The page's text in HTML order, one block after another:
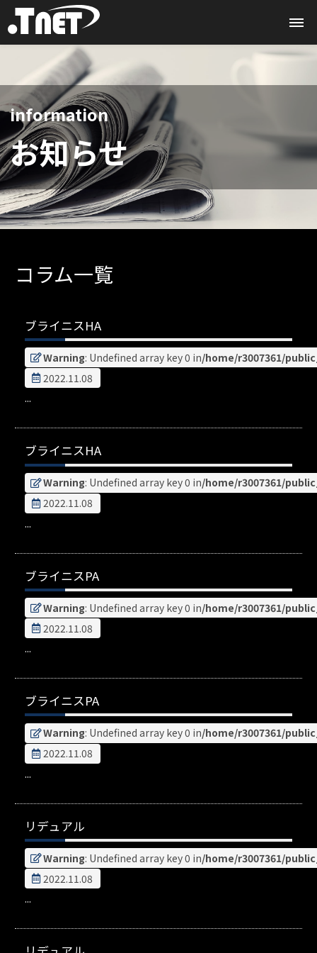
information
お知らせ
コラム一覧
ブライニスHA
Warning: Undefined array key 0 in/home/r3007361/
2022.11.08
...
ブライニスHA
Warning: Undefined array key 0 in/home/r3007361/
2022.11.08
...
ブライニスPA
Warning: Undefined array key 0 in/home/r3007361/
2022.11.08
...
ブライニスPA
Warning: Undefined array key 0 in/home/r3007361/
2022.11.08
...
リデュアル
Warning: Undefined array key 0 in/home/r3007361/
2022.11.08
...